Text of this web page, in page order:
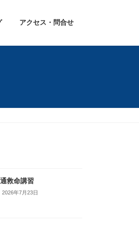
アクセス・問合せ
救命講習
2026年7月23日